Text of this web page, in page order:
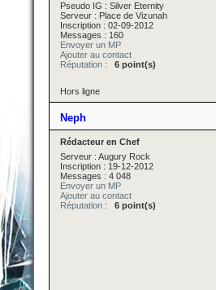
Pseudo IG : Silver Eternity
Serveur : Place de Vizunah
Inscription : 02-09-2012
Messages : 160
Envoyer un MP
Ajouter au contact
Réputation : 6 point(s)
Hors ligne
Neph
Rédacteur en Chef
Serveur : Augury Rock
Inscription : 19-12-2012
Messages : 4 048
Envoyer un MP
Ajouter au contact
Réputation : 6 point(s)